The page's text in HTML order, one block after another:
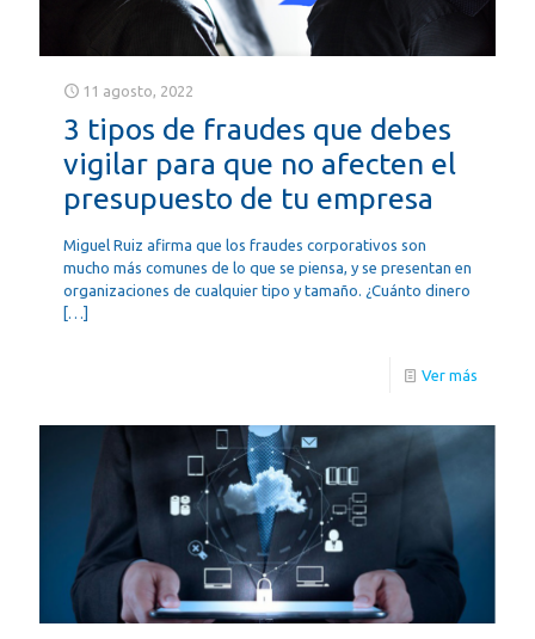
11 agosto, 2022
3 tipos de fraudes que debes
vigilar para que no afecten el
presupuesto de tu empresa
Miguel Ruiz afirma que los fraudes corporativos son
mucho más comunes de lo que se piensa, y se presentan en
organizaciones de cualquier tipo y tamaño. ¿Cuánto dinero
[…]
Ver más